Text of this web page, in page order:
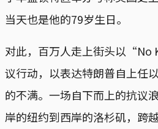
当天也是他的79岁生日。
对此，百万人走上街头以“No
议行动，以表达特朗普自上任
的不满。一场自下而上的抗议
岸的纽约到西岸的洛杉矶，跨